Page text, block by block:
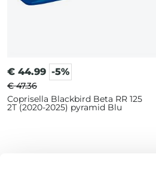
€ 44.99 -5%
€ 47.36
Coprisella Blackbird Beta RR 125
2T (2020-2025) pyramid Blu